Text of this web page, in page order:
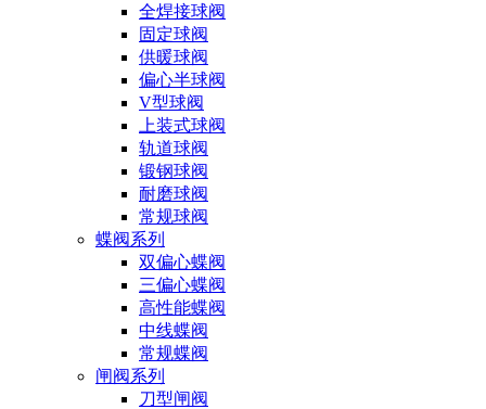
全焊接球阀
固定球阀
供暖球阀
偏心半球阀
V型球阀
上装式球阀
轨道球阀
锻钢球阀
耐磨球阀
常规球阀
蝶阀系列
双偏心蝶阀
三偏心蝶阀
高性能蝶阀
中线蝶阀
常规蝶阀
闸阀系列
刀型闸阀